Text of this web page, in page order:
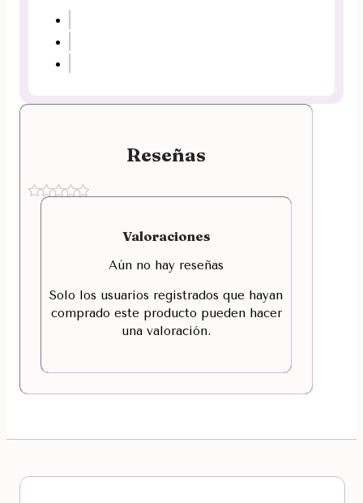
Reseñas
Valoraciones
Aún no hay reseñas
Solo los usuarios registrados que hayan
comprado este producto pueden hacer
una valoración.